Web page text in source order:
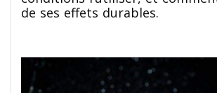
de ses effets durables.